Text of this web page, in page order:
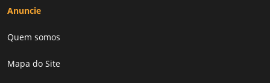
Anuncie
Quem somos
Mapa do Site